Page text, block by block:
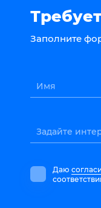
Заполните
Имя
Задайте
Даю